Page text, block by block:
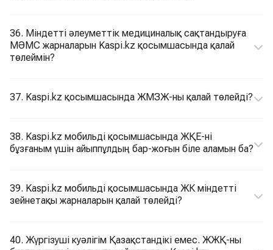
36. Міндетті әлеуметтік медициналық сақтандыруға
МӘМС жарналарын Kaspi.kz қосымшасында қалай
төлеймін?
37. Kaspi.kz қосымшасында ЖМЗЖ-ны қалай төлейді?
38. Kaspi.kz мобильді қосымшасында ЖҚЕ-ні
бұзғаным үшін айыппұлдың бар-жоғын біле аламын ба?
39. Kaspi.kz мобильді қосымшасында ЖК міндетті
зейнетақы жарналарын қалай төлейді?
40. Жүргізуші куәлігім Қазақстандікі емес. ЖЖҚ-ны